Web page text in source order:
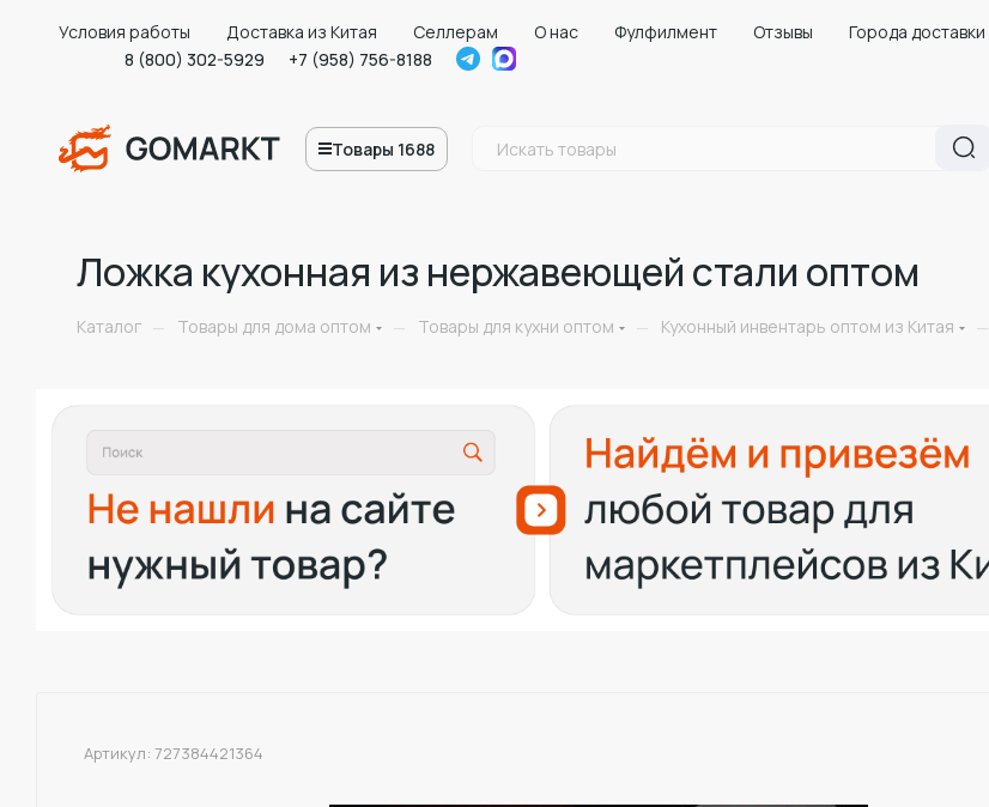
Условия работы Доставка из Китая Селлерам О нас Фулфилмент Отзывы Города доставки
8 (800) 302-5929
+7 (958) 756-8188
Товары 1688
Ложка кухонная из нержавеющей стали оптом
Каталог — Товары для дома оптом — Товары для кухни оптом — Кухонный инвентарь оптом из Китая —
Артикул: 727384421364